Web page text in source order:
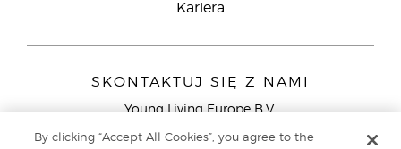
Kariera
SKONTAKTUJ SIĘ Z NAMI
Young Living Europe B.V.
9727 AJ Groningen
By clicking “Accept All Cookies”, you agree to the